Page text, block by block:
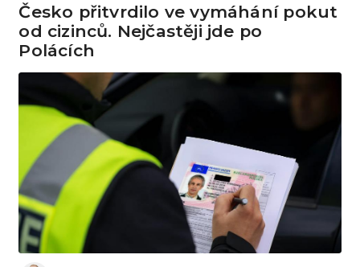
Česko přitvrdilo ve vymáhání pokut
od cizinců. Nejčastěji jde po
Polácích